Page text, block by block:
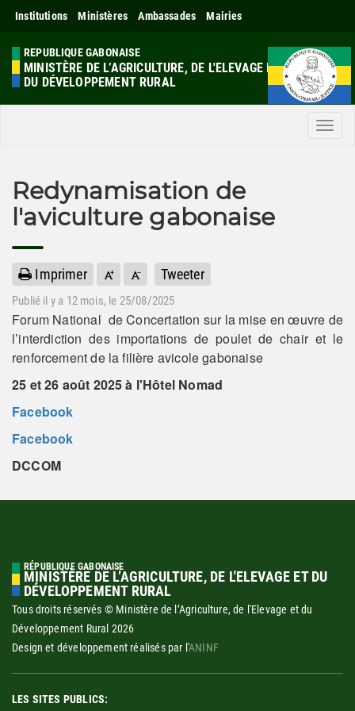
Institutions Ministères Ambassades Mairies
REPUBLIQUE GABONAISE
MINISTÈRE DE L’AGRICULTURE, DE L'ELEVAGE ET
DU DÉVELOPPEMENT RURAL
Menu
Redynamisation de
l'aviculture gabonaise
Imprimer Tweeter
Publié il y a 12 mois, le 25/08/2025
Forum National de Concertation sur la mise en œuvre de
l’interdiction des importations de poulet de chair et le
renforcement de la filière avicole gabonaise
25 et 26 août 2025 à l'Hôtel Nomad
Facebook
Facebook
DCCOM
RÉPUBLIQUE GABONAISE
MINISTÈRE DE L’AGRICULTURE, DE L'ELEVAGE ET DU
DÉVELOPPEMENT RURAL
Tous droits réservés © Ministère de l’Agriculture, de l'Elevage et du
Développement Rural 2026
Design et développement réalisés par l'ANINF
LES SITES PUBLICS: